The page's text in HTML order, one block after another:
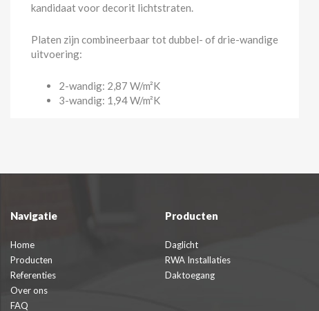
kandidaat voor decorit lichtstraten.
Platen zijn combineerbaar tot dubbel- of drie-wandige
uitvoering:
2-wandig: 2,87 W/m²K
3-wandig: 1,94 W/m²K
Navigatie
Home
Producten
Referenties
Over ons
FAQ
Producten
Daglicht
RWA Installaties
Daktoegang